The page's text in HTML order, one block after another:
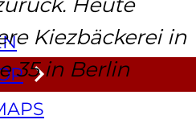
Kiezbäckerei in
35 in Berlin